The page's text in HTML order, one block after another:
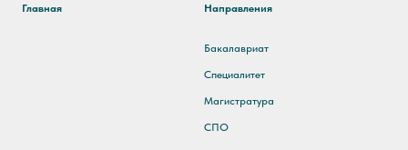
Главная Направления
Бакалавриат
Специалитет
Магистратура
СПО